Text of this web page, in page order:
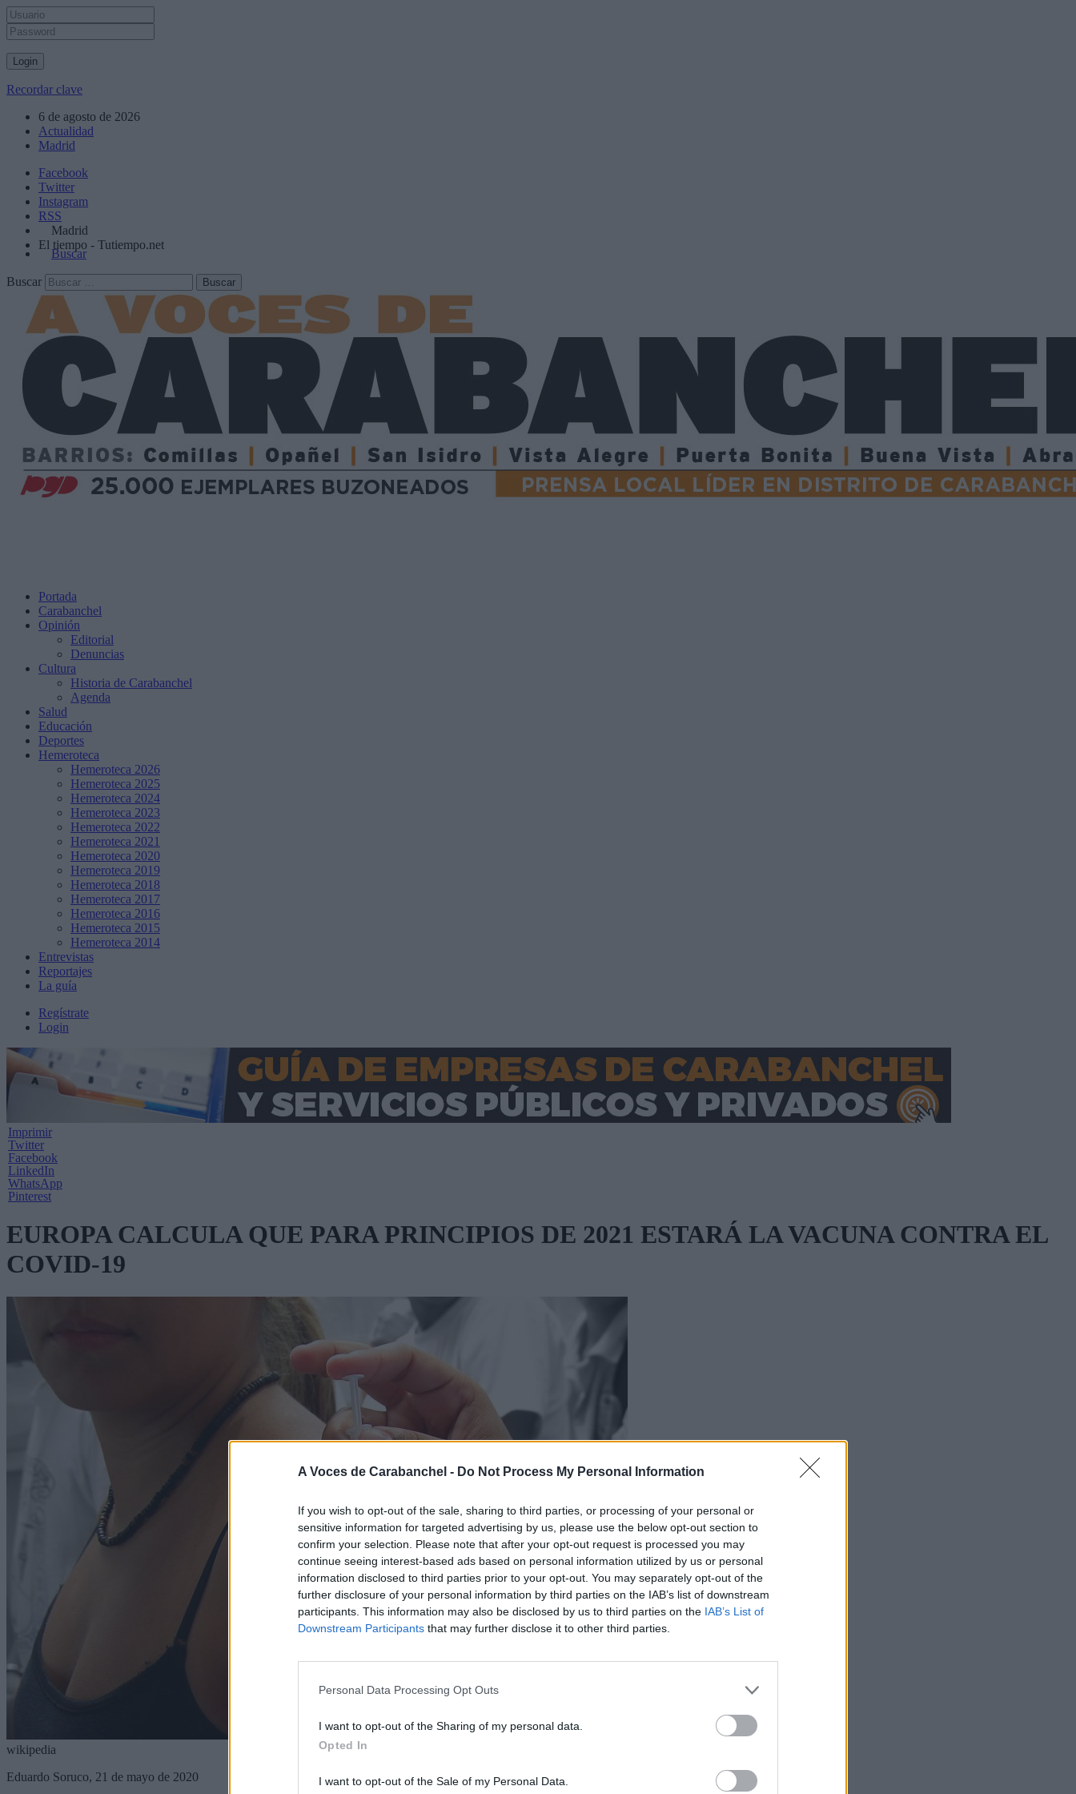
A Voces de Carabanchel - Do Not Process My Personal Information
If you wish to opt-out of the sale, sharing to third parties, or processing of your personal or
sensitive information for targeted advertising by us, please use the below opt-out section to
confirm your selection. Please note that after your opt-out request is processed you may
continue seeing interest-based ads based on personal information utilized by us or personal
information disclosed to third parties prior to your opt-out. You may separately opt-out of the
further disclosure of your personal information by third parties on the IAB’s list of downstream
participants. This information may also be disclosed by us to third parties on the IAB’s List of
Downstream Participants that may further disclose it to other third parties.
Personal Data Processing Opt Outs
I want to opt-out of the Sharing of my personal data.
Opted In
I want to opt-out of the Sale of my Personal Data.
Recordar clave
6 de agosto de 2026
Actualidad
Madrid
Facebook
Twitter
Instagram
RSS
Madrid
El tiempo - Tutiempo.net
Buscar
Buscar
Portada
Carabanchel
Opinión
Editorial
Denuncias
Cultura
Historia de Carabanchel
Agenda
Salud
Educación
Deportes
Hemeroteca
Hemeroteca 2026
Hemeroteca 2025
Hemeroteca 2024
Hemeroteca 2023
Hemeroteca 2022
Hemeroteca 2021
Hemeroteca 2020
Hemeroteca 2019
Hemeroteca 2018
Hemeroteca 2017
Hemeroteca 2016
Hemeroteca 2015
Hemeroteca 2014
Entrevistas
Reportajes
La guía
Regístrate
Login
Imprimir
Twitter
Facebook
LinkedIn
WhatsApp
Pinterest
EUROPA CALCULA QUE PARA PRINCIPIOS DE 2021 ESTARÁ LA VACUNA CONTRA EL
COVID-19
wikipedia
Eduardo Soruco, 21 de mayo de 2020